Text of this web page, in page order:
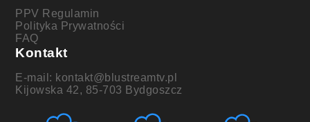
PPV Regulamin
Polityka Prywatności
FAQ
Kontakt
E-mail: kontakt@blustreamtv.pl
Kijowska 42, 85-703 Bydgoszcz